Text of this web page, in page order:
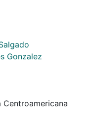
Gonzalez